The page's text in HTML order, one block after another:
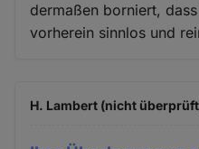
dermaßen borniert,
vorherein sinnlos und
H. Lambert (nicht